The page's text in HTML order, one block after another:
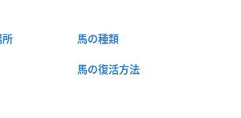
所 馬の種類
馬の復活方法